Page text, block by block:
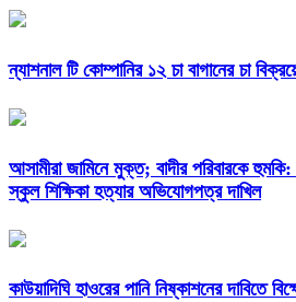
ন্যাশনাল টি কোম্পানির ১২ চা বাগানের চা
আসামীরা জামিনে মুক্ত; বাদীর পরিবারকে
স্কুল শিক্ষিকা হত্যার অভিযোগপত্র দাখিল
কাউয়াদিঘি হাওরের পানি নিষ্কাশনের দাবিতে